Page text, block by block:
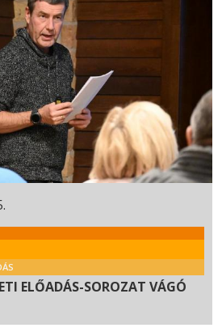
ELŐADÁS-SOROZAT VÁGÓ